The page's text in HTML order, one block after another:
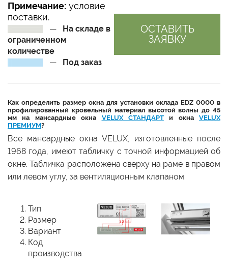
Примечание: условие
поставки.
ОСТАВИТЬ
ЗАЯВКУ
— На складе в
ограниченном
количестве
— Под заказ
Как определить размер окна для установки оклада EDZ 0000 в
профилированный кровельный материал высотой волны до 45
мм на мансардные окна VELUX СТАНДАРТи окна VELUX
ПРЕМИУМ?
Все мансардные окна VELUX, изготовленные после
1968 года, имеют табличку с точной информацией об
окне. Табличка расположена сверху на раме в правом
или левом углу, за вентиляционным клапаном.
Тип
Размер
Вариант
Код
производства